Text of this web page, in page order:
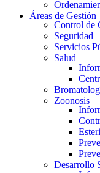
Áreas de Gestión
Control de
Seguridad
Servicios
Salud
Zoonosis
Desarrollo